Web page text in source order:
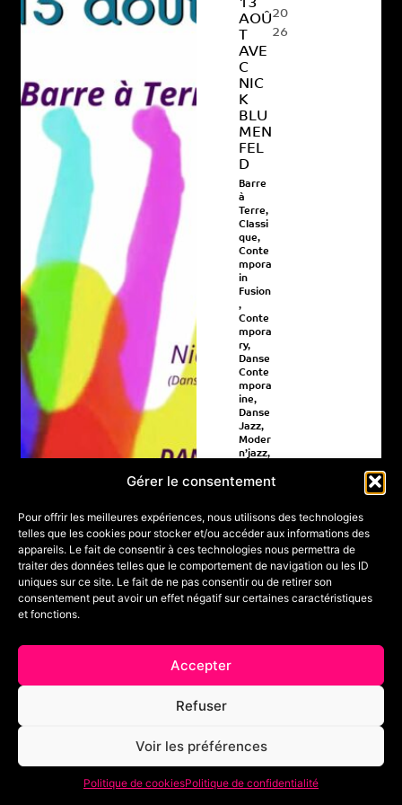
Gérer le consentement
Pour offrir les meilleures expériences, nous utilisons des technologies
telles que les cookies pour stocker et/ou accéder aux informations des
appareils. Le fait de consentir à ces technologies nous permettra de
traiter des données telles que le comportement de navigation ou les ID
uniques sur ce site. Le fait de ne pas consentir ou de retirer son
consentement peut avoir un effet négatif sur certaines caractéristiques
et fonctions.
Accepter
Refuser
Voir les préférences
Politique de cookiesPolitique de confidentialité
13
AOÛ
T
AVE
C
NIC
K
BLU
MEN
FEL
D
Barre
à
Terre,
Classi
que,
Conte
mpora
in
Fusion
,
Conte
mpora
ry,
Danse
Conte
mpora
ine,
Danse
Jazz,
Moder
n’jazz,
ne
Débuta
nt,
Interm
édiaire ,
Pré-
profes
sionnel
sionnel
x
20
26
V
e